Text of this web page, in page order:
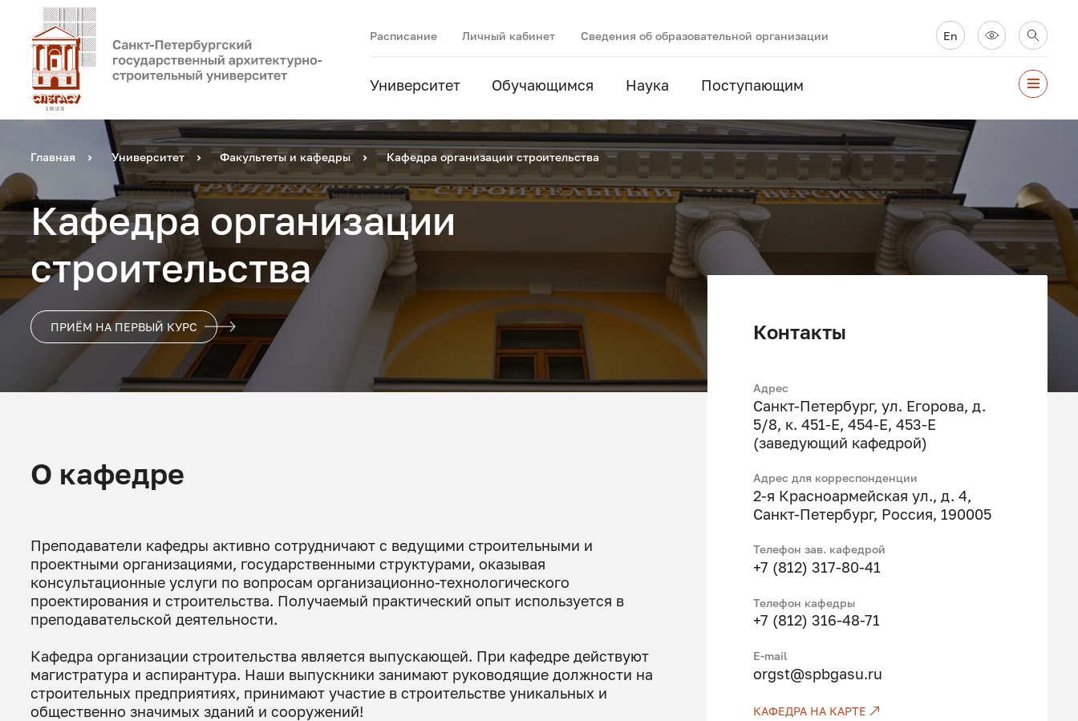
Расписание Личный кабинет Сведения об образовательной организации En
Университет Обучающимся Наука Поступающим
Главная Университет Факультеты и кафедры Кафедра организации строительства
Кафедра организации
строительства
ПРИЁМ НА ПЕРВЫЙ КУРС
О кафедре
Преподаватели кафедры активно сотрудничают с ведущими строительными и
проектными организациями, государственными структурами, оказывая
консультационные услуги по вопросам организационно-технологического
проектирования и строительства. Получаемый практический опыт используется в
преподавательской деятельности.
Кафедра организации строительства является выпускающей. При кафедре действуют
магистратура и аспирантура. Наши выпускники занимают руководящие должности на
строительных предприятиях, принимают участие в строительстве уникальных и
общественно значимых зданий и сооружений!
Контакты
Адрес
Санкт-Петербург, ул. Егорова, д.
5/8, к. 451-Е, 454-Е, 453-Е
(заведующий кафедрой)
Адрес для корреспонденции
2-я Красноармейская ул., д. 4,
Санкт-Петербург, Россия, 190005
Телефон зав. кафедрой
+7 (812) 317-80-41
Телефон кафедры
+7 (812) 316-48-71
Е-mail
orgst@spbgasu.ru
КАФЕДРА НА КАРТЕ